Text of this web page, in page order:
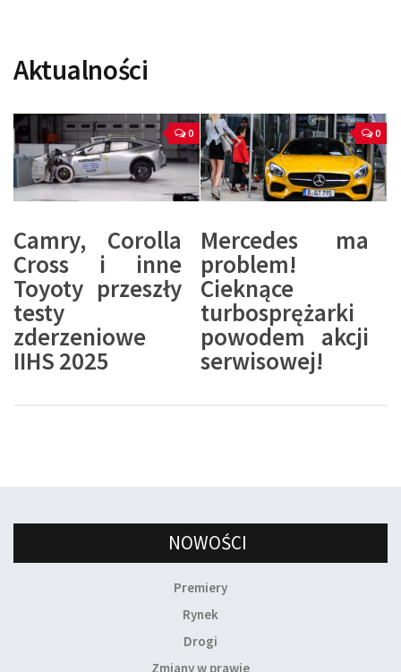
Aktualności
0
Camry, Corolla
Cross i inne
Toyoty przeszły
testy
zderzeniowe
IIHS 2025
0
Mercedes ma
problem!
Cieknące
turbosprężarki
powodem akcji
serwisowej!
NOWOŚCI
Premiery
Rynek
Drogi
Zmiany w prawie